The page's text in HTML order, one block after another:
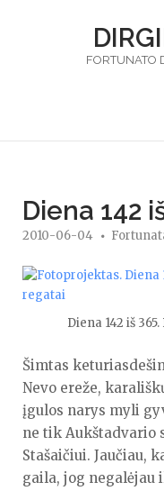
FORTUNATO
Diena 142
2010-06-04
Diena 142 iš
Šimtas
Nevo ereže,
įgulos narys myli
ne tik Aukštadvario
Stašaičiui. Jaučiau,
gaila, jog negalėjau